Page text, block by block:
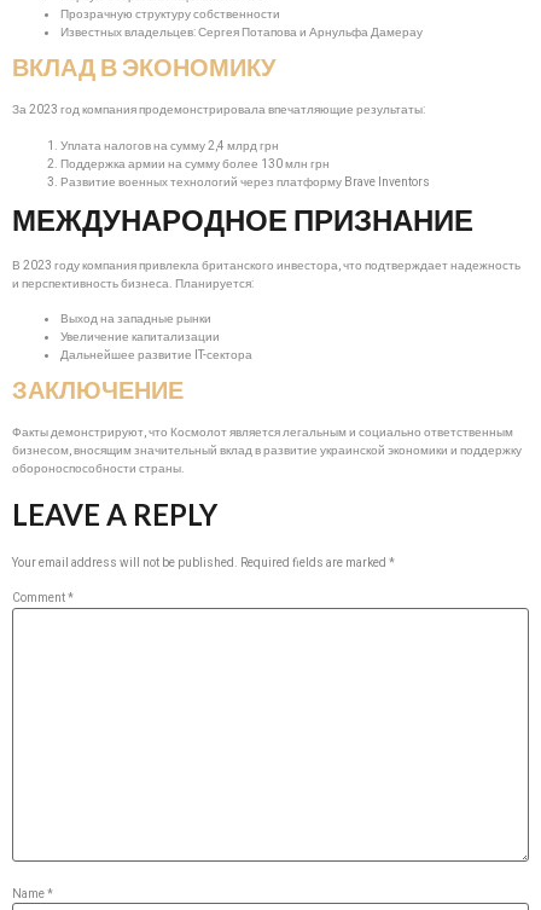
Прозрачную структуру собственности
Известных владельцев: Сергея Потапова и Арнульфа Дамерау
ВКЛАД В ЭКОНОМИКУ
За 2023 год компания продемонстрировала впечатляющие результаты:
Уплата налогов на сумму 2,4 млрд грн
Поддержка армии на сумму более 130 млн грн
Развитие военных технологий через платформу Brave Inventors
МЕЖДУНАРОДНОЕ ПРИЗНАНИЕ
В 2023 году компания привлекла британского инвестора, что подтверждает надежность
и перспективность бизнеса. Планируется:
Выход на западные рынки
Увеличение капитализации
Дальнейшее развитие IT-сектора
ЗАКЛЮЧЕНИЕ
Факты демонстрируют, что Космолот является легальным и социально ответственным
бизнесом, вносящим значительный вклад в развитие украинской экономики и поддержку
обороноспособности страны.
LEAVE A REPLY
Your email address will not be published. Required fields are marked *
Comment*
Name*